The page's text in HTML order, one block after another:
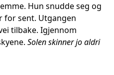
Hun snudde seg og
for sent. Utgangen
tilbake. Igjennom
Solen skinner jo aldri